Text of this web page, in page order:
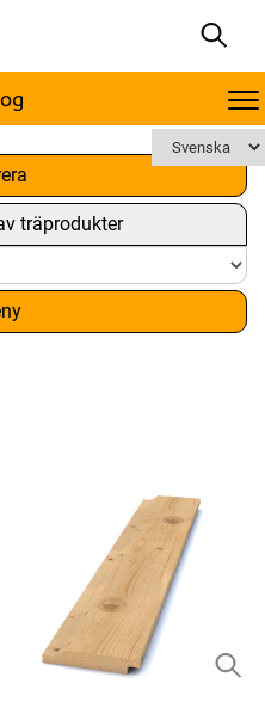
träprodukter
x